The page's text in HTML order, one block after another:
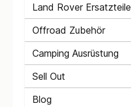
Land Rover Ersatzteile
Offroad Zubehör
Camping Ausrüstung
Sell Out
Blog